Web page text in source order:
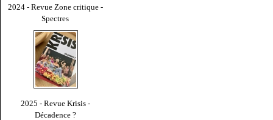
2024 - Revue Zone critique -
Spectres
2025 - Revue Krisis -
Décadence ?